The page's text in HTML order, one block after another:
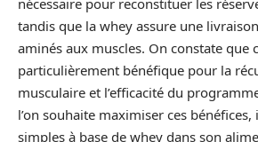
nécessaire pour reconstituer les
tandis que la whey assure une
aminés aux muscles. On constate que
particulièrement bénéfique pour la
musculaire et l’efficacité du
l’on souhaite maximiser ces
simples à base de whey dans son